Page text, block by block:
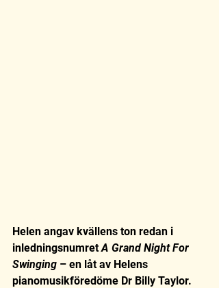
Helen angav kvällens ton redan i
inledningsnumret A Grand Night For
Swinging – en låt av Helens
pianomusikföredöme Dr Billy Taylor.